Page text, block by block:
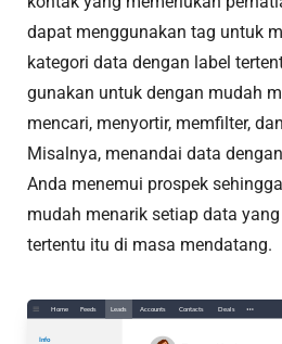
dapat menggunakan tag untuk
kategori data dengan label
gunakan untuk dengan mudah
mencari, menyortir, memfilter,
Misalnya, menandai data
Anda menemui prospek
mudah menarik setiap data
tertentu itu di masa mendatang.